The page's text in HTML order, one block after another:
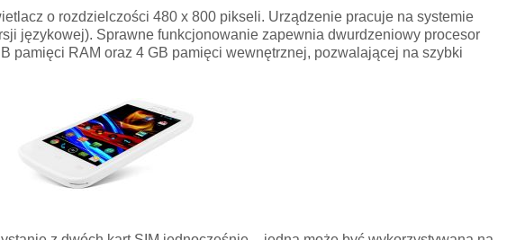
o rozdzielczości 480 x 800 pikseli. Urządzenie pracuje na systemie
językowej). Sprawne funkcjonowanie zapewnia dwurdzeniowy procesor
pamięci RAM oraz 4 GB pamięci wewnętrznej, pozwalającej na szybki